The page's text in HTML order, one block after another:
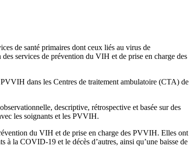
de santé primaires dont ceux liés au virus de
services de prévention du VIH et de prise en charge des
dans les Centres de traitement ambulatoire (CTA) de
descriptive, rétrospective et basée sur des
les soignants et les PVVIH.
du VIH et de prise en charge des PVVIH. Elles ont
la COVID-19 et le décès d’autres, ainsi qu’une baisse de